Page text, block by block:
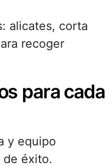
alicates, corta
recoger
para cada
y equipo
de éxito.